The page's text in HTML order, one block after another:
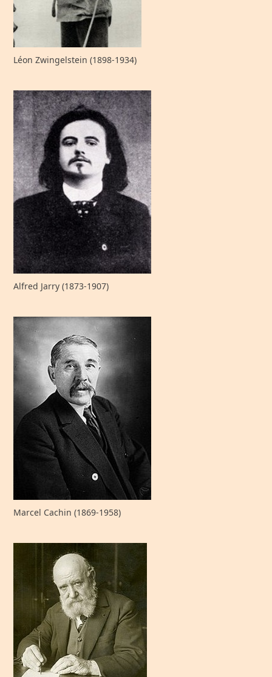
Léon Zwingelstein (1898-1934)
Alfred Jarry (1873-1907)
Marcel Cachin (1869-1958)